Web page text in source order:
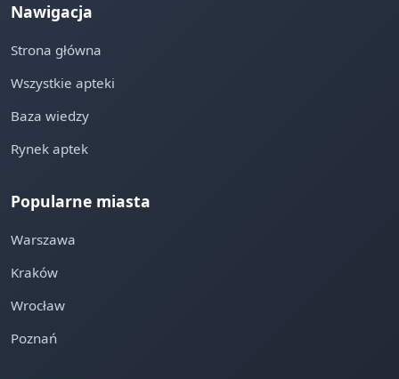
Nawigacja
Strona główna
Wszystkie apteki
Baza wiedzy
Rynek aptek
Popularne miasta
Warszawa
Kraków
Wrocław
Poznań